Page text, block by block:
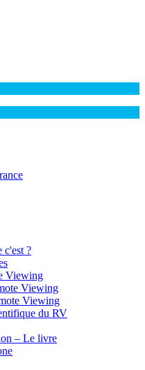
c'est ?
Viewing
Viewing
Viewing
du RV
– Le livre